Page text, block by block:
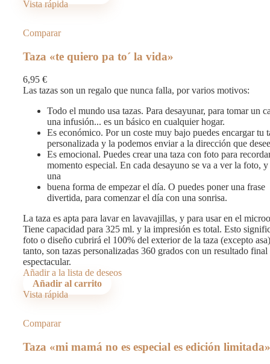
Vista rápida
Comparar
Taza «te quiero pa to´ la vida»
6,95 €
Las tazas son un regalo que nunca falla, por varios motivos:
Todo el mundo usa tazas. Para desayunar, para tomar un
una infusión... es un básico en cualquier hogar.
Es económico. Por un coste muy bajo puedes encargar tu
personalizada y la podemos enviar a la dirección que
Es emocional. Puedes crear una taza con foto para
momento especial. En cada desayuno se va a ver la foto, y
una
buena forma de empezar el día. O puedes poner una frase
divertida, para comenzar el día con una sonrisa.
La taza es apta para lavar en lavavajillas, y para usar en el
Tiene capacidad para 325 ml. y la impresión es total. Esto
foto o diseño cubrirá el 100% del exterior de la taza (excepto
tanto, son tazas personalizadas 360 grados con un resultado final
espectacular.
Añadir a la lista de deseos
Añadir al carrito
Vista rápida
Comparar
Taza «mi mamá no es especial es edición limitada»